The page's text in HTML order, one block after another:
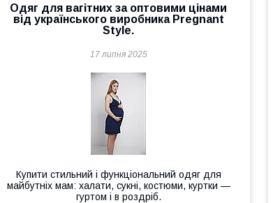
Одяг для вагітних за оптовими цінами
від українського виробника Pregnant
Style.
17 липня 2025
Купити стильний і функціональний одяг для
майбутніх мам: халати, сукні, костюми, куртки —
гуртом і в роздріб.